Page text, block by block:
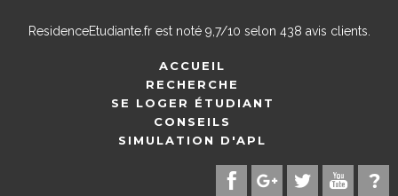
ResidenceEtudiante.frest noté 9,7/10 selon 438 avis clients.
ACCUEIL
RECHERCHE
SE LOGER ÉTUDIANT
CONSEILS
SIMULATION D'APL